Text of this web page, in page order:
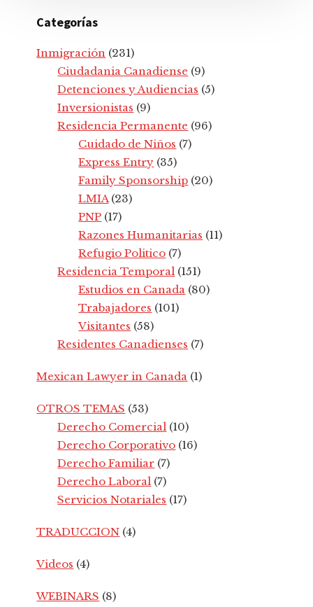
Categorías
Inmigración (231)
Ciudadania Canadiense (9)
Detenciones y Audiencias (5)
Inversionistas (9)
Residencia Permanente (96)
Cuidado de Niños (7)
Express Entry (35)
Family Sponsorship (20)
LMIA(23)
PNP (17)
Razones Humanitarias (11)
Refugio Politico (7)
Residencia Temporal (151)
Estudios en Canada (80)
Trabajadores (101)
Visitantes (58)
Residentes Canadienses (7)
Mexican Lawyer in Canada (1)
OTROS TEMAS (53)
Derecho Comercial (10)
Derecho Corporativo (16)
Derecho Familiar (7)
Derecho Laboral (7)
Servicios Notariales (17)
TRADUCCION (4)
Videos (4)
WEBINARS (8)